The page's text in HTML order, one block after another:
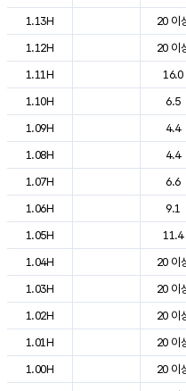
1.13H
20 이
1.12H
20 이
1.11H
16.0
1.10H
6.5
1.09H
4.4
1.08H
4.4
1.07H
6.6
1.06H
9.1
1.05H
11.4
1.04H
20 이
1.03H
20 이
1.02H
20 이
1.01H
20 이
1.00H
20 이